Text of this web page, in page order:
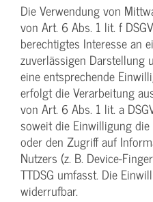
Die Verwendung von
von Art. 6 Abs. 1 lit. f
berechtigtes Interesse an
zuverlässigen Darstellung
eine entsprechende
erfolgt die Verarbeitung
von Art. 6 Abs. 1 lit. a
soweit die Einwilligung
oder den Zugriff auf
Nutzers (z. B. Device-
TTDSG umfasst. Die
widerrufbar.